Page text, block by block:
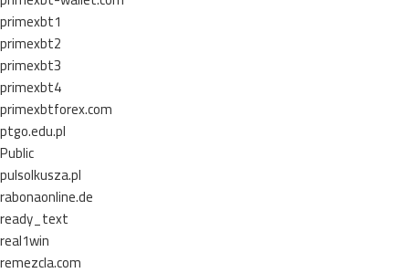
primexbt1
primexbt2
primexbt3
primexbt4
primexbtforex.com
ptgo.edu.pl
Public
pulsolkusza.pl
rabonaonline.de
ready_text
real1win
remezcla.com